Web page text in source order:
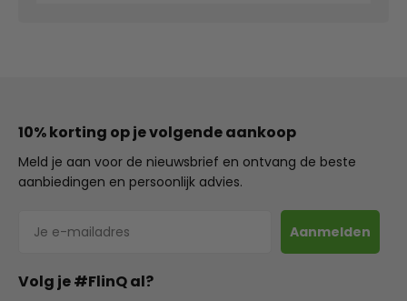
10% korting op je volgende aankoop
Meld je aan voor de nieuwsbrief en ontvang de beste
aanbiedingen en persoonlijk advies.
Aanmelden
Volg je #FlinQ al?